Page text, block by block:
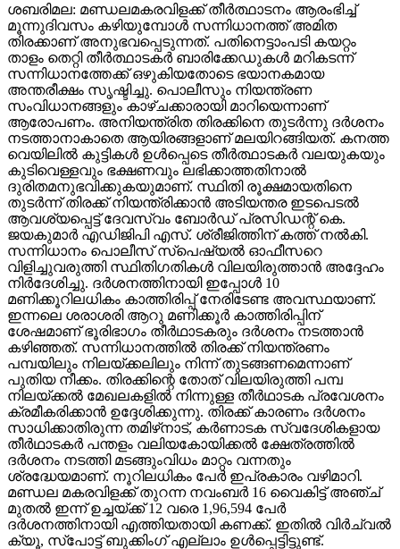
ശബരിമല: മണ്ഡലമകരവിളക്ക് തീര്‍ത്ഥാടനം ആരംഭിച്ച്
മൂന്നുദിവസം കഴിയുമ്പോള്‍ സന്നിധാനത്ത് അമിത
തിരക്കാണ് അനുഭവപ്പെടുന്നത്. പതിനെട്ടാംപടി കയറ്റം
താളം തെറ്റി തീര്‍ത്ഥാടകര്‍ ബാരിക്കേഡുകള്‍ മറികടന്ന്
സന്നിധാനത്തേക്ക് ഒഴുകിയതോടെ ഭയാനകമായ
അന്തരീക്ഷം സൃഷ്ടിച്ചു. പൊലീസും നിയന്ത്രണ
സംവിധാനങ്ങളും കാഴ്ചക്കാരായി മാറിയെന്നാണ്
ആരോപണം. അനിയന്ത്രിത തിരക്കിനെ തുടര്‍ന്നു ദര്‍ശനം
നടത്താനാകാതെ ആയിരങ്ങളാണ് മലയിറങ്ങിയത്. കനത്ത
വെയിലില്‍ കുട്ടികള്‍ ഉള്‍പ്പെടെ തീര്‍ത്ഥാടകര്‍ വലയുകയും
കുടിവെള്ളവും ഭക്ഷണവും ലഭിക്കാത്തതിനാല്‍
ദുരിതമനുഭവിക്കുകയുമാണ്. സ്ഥിതി രൂക്ഷമായതിനെ
തുടര്‍ന്ന് തിരക്ക് നിയന്ത്രിക്കാന്‍ അടിയന്തര ഇടപെടല്‍
ആവശ്യപ്പെട്ട് ദേവസ്വം ബോര്‍ഡ് പ്രസിഡന്റ് കെ.
ജയകുമാര്‍ എഡിജിപി എസ്. ശ്രീജിത്തിന് കത്ത് നല്‍കി.
സന്നിധാനം പൊലീസ് സ്‌പെഷ്യല്‍ ഓഫീസറെ
വിളിച്ചുവരുത്തി സ്ഥിതിഗതികള്‍ വിലയിരുത്താന്‍ അദ്ദേഹം
നിര്‍ദേശിച്ചു. ദര്‍ശനത്തിനായി ഇപ്പോള്‍ 10
മണിക്കൂറിലധികം കാത്തിരിപ്പ് നേരിടേണ്ട അവസ്ഥയാണ്.
ഇന്നലെ ശരാശരി ആറു മണിക്കൂര്‍ കാത്തിരിപ്പിന്
ശേഷമാണ് ഭൂരിഭാഗം തീര്‍ഥാടകരും ദര്‍ശനം നടത്താന്‍
കഴിഞ്ഞത്. സന്നിധാനത്തില്‍ തിരക്ക് നിയന്ത്രണം
പമ്പയിലും നിലയ്ക്കലിലും നിന്ന് തുടങ്ങണമെന്നാണ്
പുതിയ നീക്കം. തിരക്കിന്റെ തോത് വിലയിരുത്തി പമ്പ
നിലയ്ക്കല്‍ മേഖലകളില്‍ നിന്നുള്ള തീര്‍ഥാടക പ്രവേശനം
ക്രമീകരിക്കാന്‍ ഉദ്ദേശിക്കുന്നു. തിരക്ക് കാരണം ദര്‍ശനം
സാധിക്കാതിരുന്ന തമിഴ്‌നാട്, കര്‍ണാടക സ്വദേശികളായ
തീര്‍ഥാടകര്‍ പന്തളം വലിയകോയിക്കല്‍ ക്ഷേത്രത്തില്‍
ദര്‍ശനം നടത്തി മടങ്ങുംവിധം മാറ്റം വന്നതും
ശ്രദ്ധേയമാണ്. നൂറിലധികം പേര്‍ ഇപ്രകാരം വഴിമാറി.
മണ്ഡല മകരവിളക്ക് തുറന്ന നവംബര്‍ 16 വൈകിട്ട് അഞ്ച്
മുതല്‍ ഇന്ന് ഉച്ചയ്ക്ക് 12 വരെ 1,96,594 പേര്‍
ദര്‍ശനത്തിനായി എത്തിയതായി കണക്ക്. ഇതില്‍ വിര്‍ച്വല്‍
ക്യൂ, സ്‌പോട്ട് ബുക്കിംഗ് എല്ലാം ഉള്‍പ്പെട്ടിട്ടുണ്ട്.